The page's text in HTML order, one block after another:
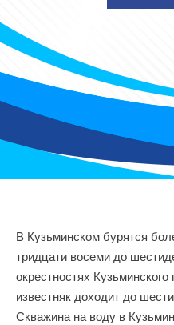
В Кузьминском бурятся
тридцати восеми до
окрестностях
известняк доходит до
Скважина на воду в